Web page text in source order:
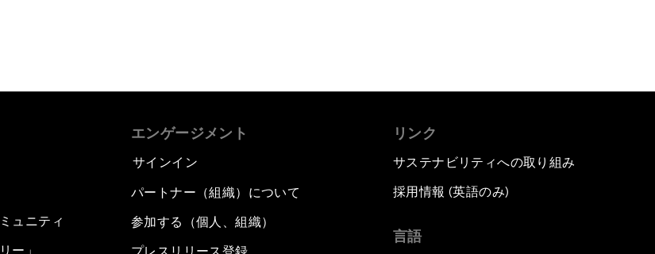
ュニティ
ー」
エンゲージメント
サインイン
パートナー（組織）について
参加する（個人、組織）
リンク
サステナビリティへの取り組み
採用情報 (英語のみ)
言語